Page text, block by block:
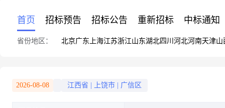
首页 招标预告 招标公告 重新招标 中标通知
省份地区： 北京广东 上海江苏浙江山东湖北四川 河北河南天津山
2026-08-08 江西省 上饶市 广信区